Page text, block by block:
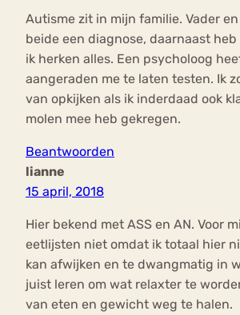
Autisme zit in mijn familie. Vader
beide een diagnose, daarnaast
ik herken alles. Een psycholoog
aangeraden me te laten testen. Ik
van opkijken als ik inderdaad ook
molen mee heb gekregen.
Beantwoorden
lianne
15 april, 2018
Hier bekend met ASS en AN. Voor
eetlijsten niet omdat ik totaal hier
kan afwijken en te dwangmatig in
juist leren om wat relaxter te
van eten en gewicht weg te halen.